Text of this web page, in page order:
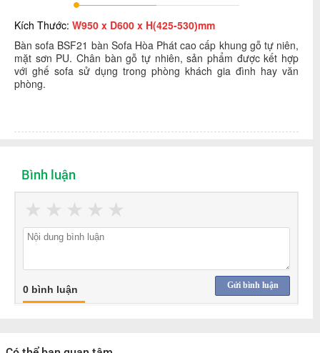
Kích Thước: W950 x D600 x H(425-530)mm
Bàn sofa BSF21 bàn Sofa Hòa Phát cao cấp khung gỗ tự niên,
mặt sơn PU. Chân bàn gỗ tự nhiên, sản phẩm được kết hợp
với ghế sofa sử dụng trong phòng khách gia đình hay văn
phòng.
Bình luận
★
★
★
★
★
Gửi bình luận
0 bình luận